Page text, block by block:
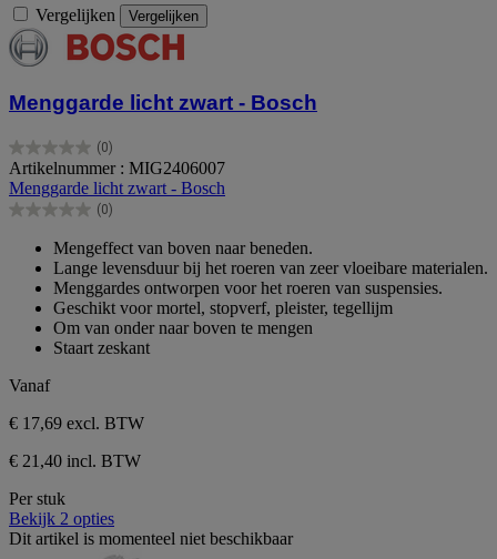
Vergelijken Vergelijken
Menggarde licht zwart - Bosch
(0)
0.0
van
de
5
Artikelnummer : MIG2406007
Menggarde licht zwart - Bosch
(0)
0.0
sterren.
Mengeffect van boven naar beneden.
Lange levensduur bij het roeren van zeer vloeibare materialen.
Menggardes ontworpen voor het roeren van suspensies.
Geschikt voor mortel, stopverf, pleister, tegellijm
Om van onder naar boven te mengen
Staart zeskant
Vanaf
€ 17,69 excl. BTW
€ 21,40 incl. BTW
Per stuk
Bekijk 2 opties
Dit artikel is momenteel niet beschikbaar